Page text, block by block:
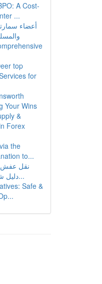
A Cost-
...
أعضاء
top
for
Your Wins
&
Forex
the
to...
نقل عفش
دليل شامل للخدمات والأ...
Safe &